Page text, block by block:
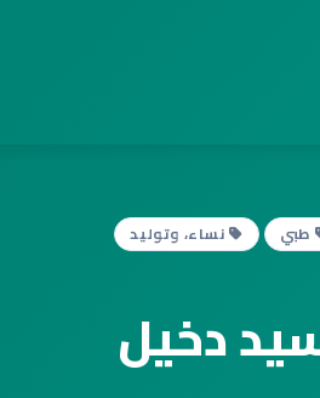
طبي نساء، وتوليد
دخيل